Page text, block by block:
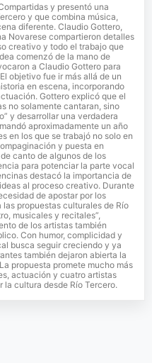
y presentó una
y que combina música,
diferente. Claudio Gottero,
Novarese compartieron detalles
creativo y todo el trabajo que
comenzó de la mano de
a Claudio Gottero para
objetivo fue ir más allá de un
en escena, incorporando
Gottero explicó que el
no solamente cantaran, sino
y desarrollar una verdadera
aproximadamente un año
en los que se trabajó no solo en
y puesta en
canto de algunos de los
para potenciar la parte vocal
destacó la importancia de
al proceso creativo. Durante
de apostar por los
propuestas culturales de Río
musicales y recitales”,
de los artistas también
Con humor, complicidad y
busca seguir creciendo y ya
también dejaron abierta la
propuesta promete mucho más
actuación y cuatro artistas
cultura desde Río Tercero.